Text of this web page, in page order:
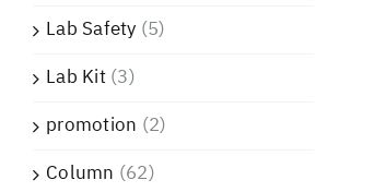
Lab Safety (5)
Lab Kit(3)
promotion (2)
Column (62)